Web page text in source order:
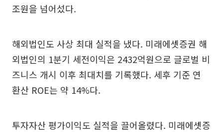
조원을 넘어섰다.
해외법인도 사상 최대 실적을 냈다. 미래에셋증권 해
외법인의 1분기 세전이익은 2432억원으로 글로벌 비
즈니스 개시 이후 최대치를 기록했다. 세후 기준 연
환산 ROE는 약 14%다.
투자자산 평가이익도 실적을 끌어올렸다. 미래에셋증